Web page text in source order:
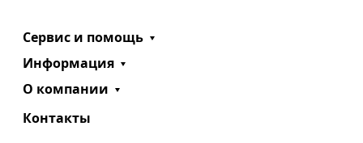
Сервис и помощь
Информация
О компании
Контакты